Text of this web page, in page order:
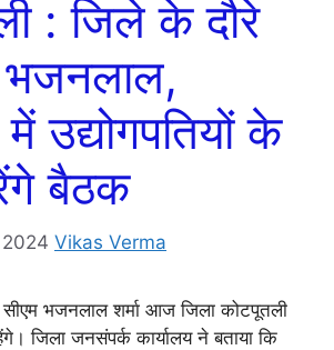
: जिले के दौरे
भजनलाल,
में उद्योगपतियों के
बैठक
Vikas Verma
भजनलाल शर्मा आज जिला कोटपूतली
जिला जनसंपर्क कार्यालय ने बताया कि